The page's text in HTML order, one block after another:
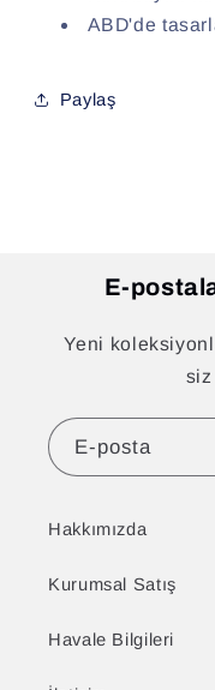
ABD'de
Paylaş
E-
Yeni
siz
E-posta
Hakkımızda
Kurumsal Satış
Havale Bilgileri